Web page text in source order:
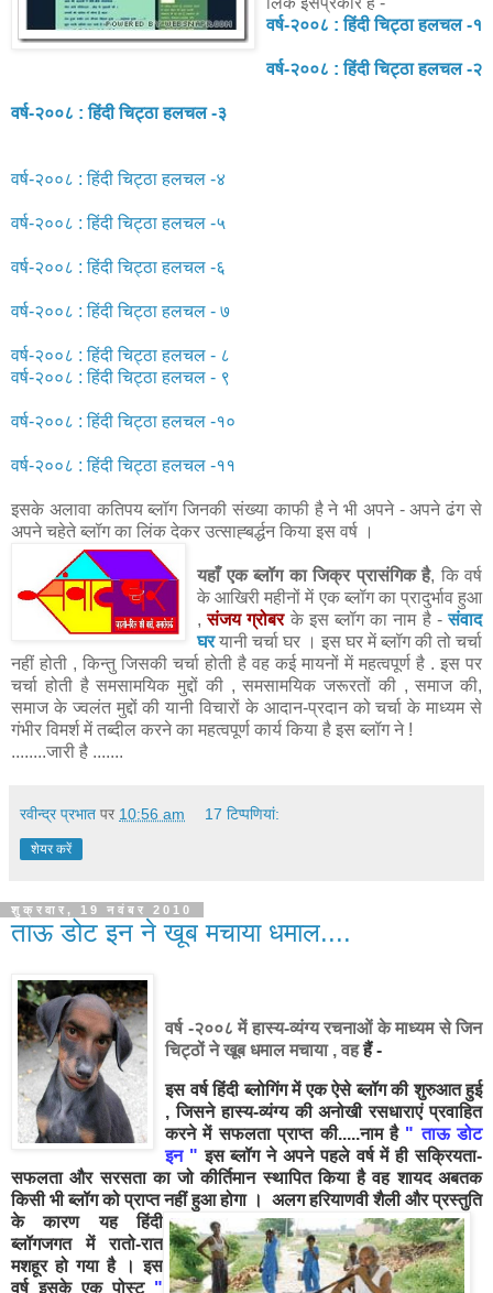
वर्ष-२००८ : हिंदी चिट्ठा हलचल -१
वर्ष-२००८ : हिंदी चिट्ठा हलचल -२
वर्ष-२००८ : हिंदी चिट्ठा हलचल -३
वर्ष-२००८ : हिंदी चिट्ठा हलचल -४
वर्ष-२००८ : हिंदी चिट्ठा हलचल -५
वर्ष-२००८ : हिंदी चिट्ठा हलचल -६
वर्ष-२००८ : हिंदी चिट्ठा हलचल - ७
वर्ष-२००८ : हिंदी चिट्ठा हलचल - ८
वर्ष-२००८ : हिंदी चिट्ठा हलचल - ९
वर्ष-२००८ : हिंदी चिट्ठा हलचल -१०
वर्ष-२००८ : हिंदी चिट्ठा हलचल -११
इसके अलावा कतिपय ब्लॉग जिनकी संख्या काफी है ने भी अपने - अपने ढंग से
अपने चहेते ब्लॉग का लिंक देकर उत्साह्बर्द्धन किया इस वर्ष ।
यहाँ एक ब्लॉग का जिक्र प्रासंगिक है, कि वर्ष
के आखिरी महीनों में एक ब्लॉग का प्रादुर्भाव हुआ
,संजय ग्रोबरके इस ब्लॉग का नाम है -संवाद
घरयानी चर्चा घर । इस घर में ब्लॉग की तो चर्चा
नहीं होती , किन्तु जिसकी चर्चा होती है वह कई मायनों में महत्वपूर्ण है . इस पर
चर्चा होती है समसामयिक मुद्दों की , समसामयिक जरूरतों की , समाज की,
समाज के ज्वलंत मुद्दों की यानी विचारों के आदान-प्रदान को चर्चा के माध्यम से
गंभीर विमर्श में तब्दील करने का महत्वपूर्ण कार्य किया है इस ब्लॉग ने !
........जारी है .......
रवीन्द्र प्रभात पर 10:56 am 17 टिप्‍पणियां:
शेयर करें
शुक्रवार, 19 नवंबर 2010
ताऊ डोट इन ने खूब मचाया धमाल....
वर्ष -२००८ में हास्य-व्यंग्य रचनाओं के माध्यम से जिन
चिट्ठों ने खूब धमाल मचाया , वहहैं -
इस वर्ष हिंदी ब्लोगिंग में एक ऐसे ब्लॉग की शुरुआत हुई
, जिसने हास्य-व्यंग्य की अनोखी रसधाराएं प्रवाहित
करने में सफलता प्राप्त की.....नाम है " ताऊ डोट
इन " इस ब्लॉग ने अपने पहले वर्ष में ही सक्रियता-
सफलता और सरसता का जो कीर्तिमान स्थापित किया है वह शायद अबतक
किसी भी ब्लॉग को प्राप्त नहीं हुआ होगा ।
अलग हरियाणवी शैली और प्रस्तुति
के कारण यह हिंदी
ब्लॉगजगत में रातो-रात
मशहूर हो गया है । इस
वर्ष इसके एक पोस्ट"